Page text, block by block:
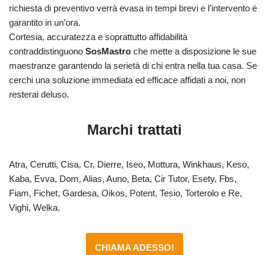
richiesta di preventivo verrà evasa in tempi brevi e l’intervento è
garantito in un’ora.
Cortesia, accuratezza e soprattutto affidabilità
contraddistinguono SosMastro che mette a disposizione le sue
maestranze garantendo la serietà di chi entra nella tua casa. Se
cerchi una soluzione immediata ed efficace affidati a noi, non
resterai deluso.
Marchi trattati
Atra, Cerutti, Cisa, Cr, Dierre, Iseo, Mottura, Winkhaus, Keso,
Kaba, Evva, Dom, Alias, Auno, Beta, Cir Tutor, Esety, Fbs,
Fiam, Fichet, Gardesa, Oikos, Potent, Tesio, Torterolo e Re,
Vighi, Welka.
CHIAMA ADESSO!